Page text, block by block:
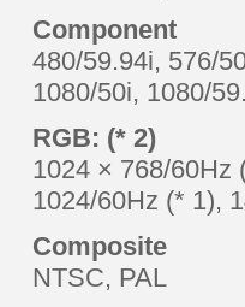
Component
480/59.94i, 576/
1080/50i, 1080/
RGB: (* 2)
1024 × 768/60Hz
1024/60Hz (* 1),
Composite
NTSC, PAL